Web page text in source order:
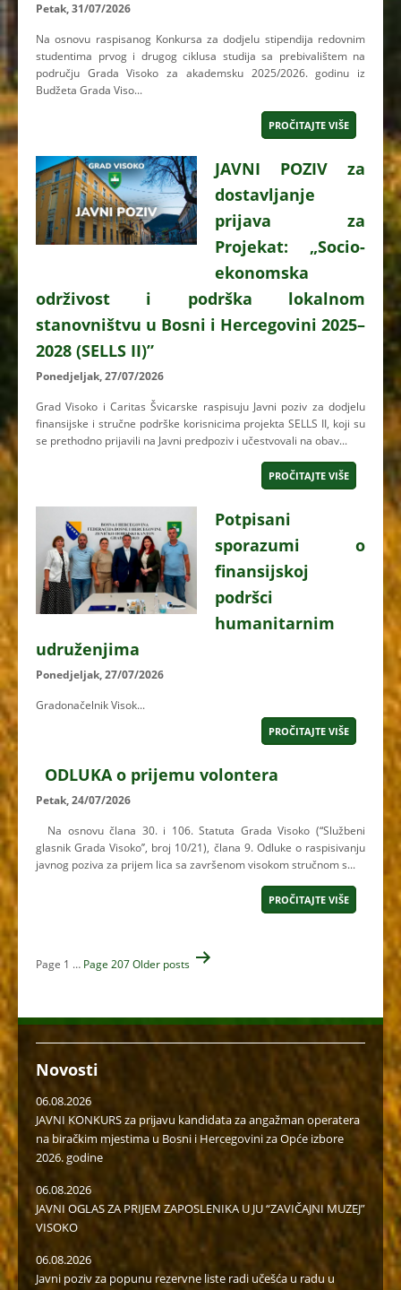
Petak, 31/07/2026
Na osnovu raspisanog Konkursa za dodjelu stipendija redovnim
studentima prvog i drugog ciklusa studija sa prebivalištem na
području Grada Visoko za akademsku 2025/2026. godinu iz
Budžeta Grada Viso...
PROČITAJTE VIŠE
JAVNI POZIV za
dostavljanje
prijava za
Projekat: „Socio-
ekonomska
održivost i podrška lokalnom
stanovništvu u Bosni i Hercegovini 2025–
2028 (SELLS II)”
Ponedjeljak, 27/07/2026
Grad Visoko i Caritas Švicarske raspisuju Javni poziv za dodjelu
finansijske i stručne podrške korisnicima projekta SELLS II, koji su
se prethodno prijavili na Javni predpoziv i učestvovali na obav...
PROČITAJTE VIŠE
Potpisani
sporazumi o
finansijskoj
podršci
humanitarnim
udruženjima
Ponedjeljak, 27/07/2026
Gradonačelnik Visok...
PROČITAJTE VIŠE
ODLUKA o prijemu volontera
Petak, 24/07/2026
Na osnovu člana 30. i 106. Statuta Grada Visoko (“Službeni
glasnik Grada Visoko’’, broj 10/21), člana 9. Odluke o raspisivanju
javnog poziva za prijem lica sa završenom visokom stručnom s...
PROČITAJTE VIŠE
Navigacija
Page 1 … Page 207Older posts
Novosti
06.08.2026
JAVNI KONKURS za prijavu kandidata za angažman operatera
na biračkim mjestima u Bosni i Hercegovini za Opće izbore
2026. godine
06.08.2026
JAVNI OGLAS ZA PRIJEM ZAPOSLENIKA U JU “ZAVIČAJNI MUZEJ”
VISOKO
06.08.2026
Javni poziv za popunu rezervne liste radi učešća u radu u